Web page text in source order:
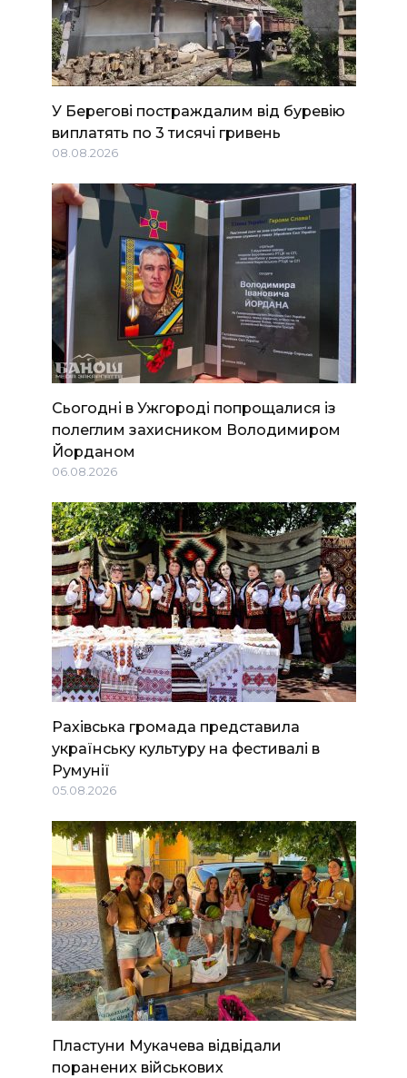
У Берегові постраждалим від буревію
виплатять по 3 тисячі гривень
08.08.2026
Сьогодні в Ужгороді попрощалися із
полеглим захисником Володимиром
Йорданом
06.08.2026
Рахівська громада представила
українську культуру на фестивалі в
Румунії
05.08.2026
Пластуни Мукачева відвідали
поранених військових